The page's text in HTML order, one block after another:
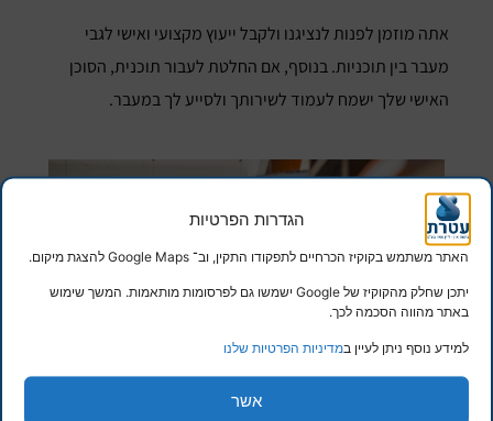
הגדרות הפרטיות
האתר משתמש בקוקיז הכרחיים לתפקודו התקין, וב־ Google Maps להצגת מיקום.
יתכן שחלק מהקוקיז של Google ישמשו גם לפרסומות מותאמות. המשך שימוש
באתר מהווה הסכמה לכך.
למידע נוסף ניתן לעיין במדיניות הפרטיות שלנו
אשר
אתה מוזמן לפנות לנציגנו ולקבל ייעוץ מקצועי ואישי לגבי
מעבר בין תוכניות. בנוסף, אם החלטת לעבור תוכנית, הסוכן
האישי שלך ישמח לעמוד לשירותך ולסייע לך במעבר.